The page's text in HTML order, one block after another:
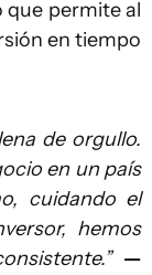
que permite al
en tiempo
de orgullo.
en un país
cuidando el
hemos
—